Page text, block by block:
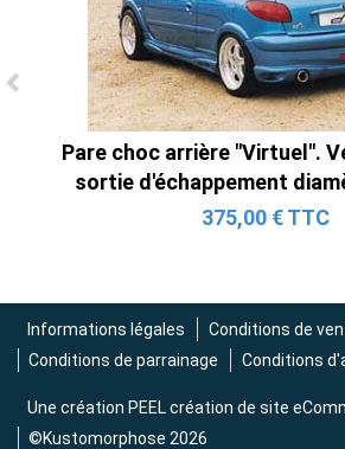
Ligne Cat-Back Active 4
Tube en H pour Ford
(2015-2023)
2 690,00 € TTC
Pare choc arrière "Virtuel".
sortie d'échappement
375,00 € TTC
Informations légales
Conditions de
Conditions de parrainage
Conditions
Une création PEEL création de site
©Kustomorphose 2026